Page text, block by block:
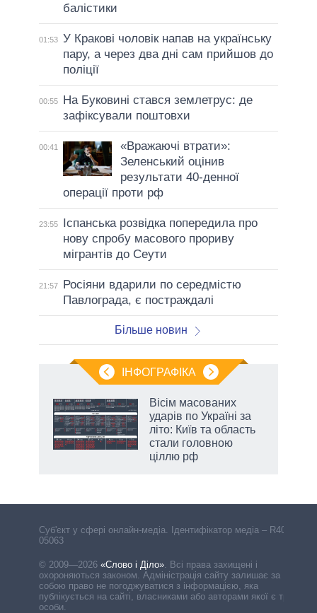
балістики
01:53 У Кракові чоловік напав на українську
пару, а через два дні сам прийшов до
поліції
00:55
На Буковині стався землетрус: де
зафіксували поштовхи
00:41
«Вражаючі втрати»:
Зеленський оцінив
результати 40-денної
операції проти рф
23:55
Іспанська розвідка попередила про
нову спробу масового прориву
мігрантів до Сеути
21:57
Росіяни вдарили по середмістю
Павлограда, є постраждалі
Більше новин
ІНФОГРАФІКА
Вісім масованих
ударів по Україні за
літо: Київ та область
стали головною
ціллю рф
Cуб'єкт у сфері онлайн-медіа. Ідентифікатор медіа – R40-
05063
© 2009—2026 «Слово і Діло»
Всі права захищені і
охороняються законом. Адміністрація сайту залишає за
собою право не погоджуватися з інформацією, яка
публікується на сайті, власниками або авторами якої є треті
особи.